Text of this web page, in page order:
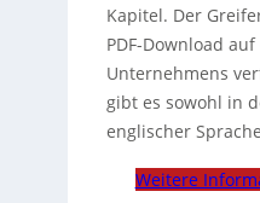
Kapitel. Der
PDF-Download
Unternehmens
gibt es sowohl in
englischer
Weitere